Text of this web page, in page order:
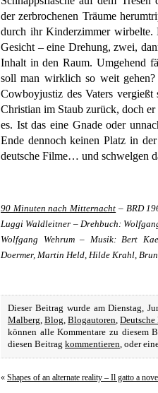
der zerbrochenen Träume
durch ihr Kinderzimmer wirbelte.
Gesicht – eine Drehung, zwei,
Inhalt in den Raum. Umgehend
soll man wirklich so weit
Cowboyjustiz des Vaters
Christian im Staub zurück, doch
es. Ist das eine Gnade oder
Ende dennoch keinen Platz in
deutsche Filme… und schwelgen
90 Minuten nach Mitternacht – BRD
Luggi Waldleitner – Drehbuch:
Wolfgang Wehrum – Musik: Bert
Doermer, Martin Held, Hilde Krahl,
Dieser Beitrag wurde am Dienstag,
Malberg, Blog, Blogautoren,
können alle Kommentare zu diesem
diesen Beitrag kommentieren, oder
« Shapes of an alternate reality – Il gatto a